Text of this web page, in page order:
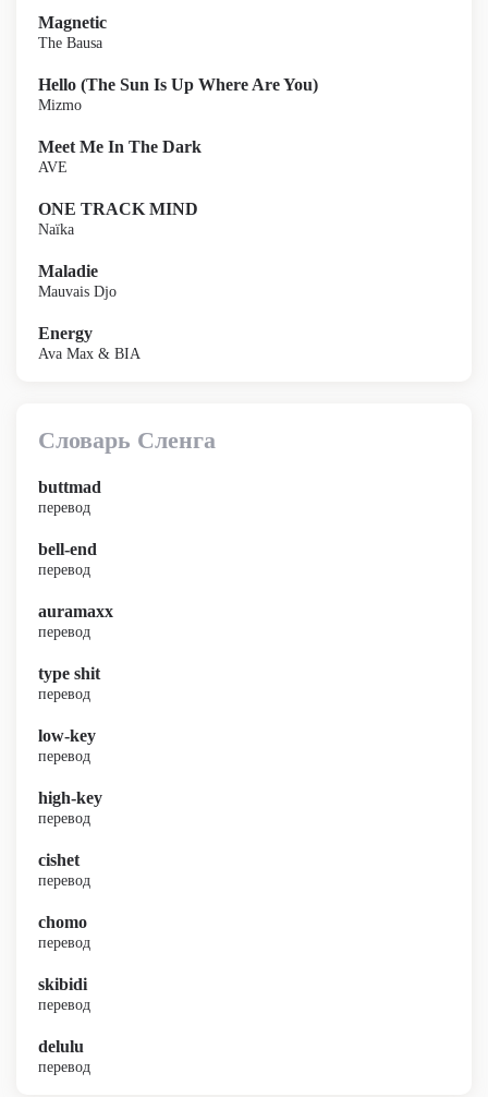
Magnetic
The Bausa
Hello (The Sun Is Up Where Are You)
Mizmo
Meet Me In The Dark
AVE
ONE TRACK MIND
Naïka
Maladie
Mauvais Djo
Energy
Ava Max & BIA
Словарь Сленга
buttmad
перевод
bell-end
перевод
auramaxx
перевод
type shit
перевод
low-key
перевод
high-key
перевод
cishet
перевод
chomo
перевод
skibidi
перевод
delulu
перевод